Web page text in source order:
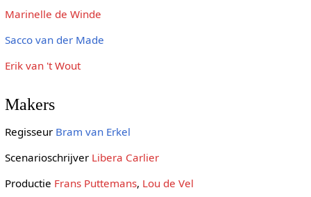
Marinelle de Winde
Sacco van der Made
Erik van 't Wout
Makers
Regisseur Bram van Erkel
Scenarioschrijver Libera Carlier
Productie Frans Puttemans, Lou de Vel